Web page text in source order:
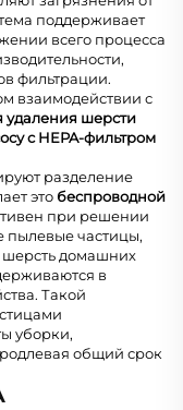
поддерживает
всего процесса
фильтрации.
взаимодействии с
удаления шерсти
с HEPA-фильтром
разделение
это беспроводной
при решении
пылевые частицы,
шерсть домашних
в
Такой
уборки,
общий срок